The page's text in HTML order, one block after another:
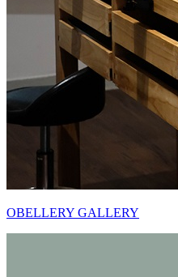
OBELLERY GALLERY